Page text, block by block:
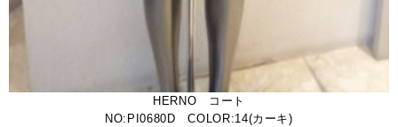
HERNO コート
NO:PI0680D COLOR:14(カーキ)